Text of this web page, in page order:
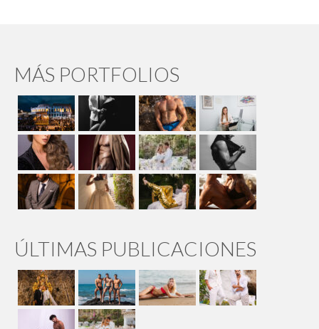
MÁS PORTFOLIOS
ÚLTIMAS PUBLICACIONES